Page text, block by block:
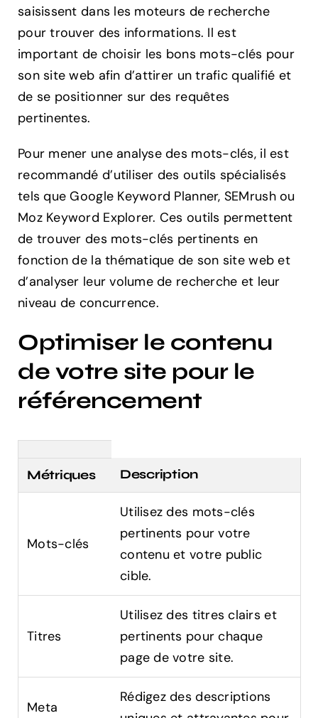
saisissent dans les moteurs de recherche
pour trouver des informations. Il est
important de choisir les bons mots-clés pour
son site web afin d’attirer un trafic qualifié et
de se positionner sur des requêtes
pertinentes.
Pour mener une analyse des mots-clés, il est
recommandé d’utiliser des outils spécialisés
tels que Google Keyword Planner, SEMrush ou
Moz Keyword Explorer. Ces outils permettent
de trouver des mots-clés pertinents en
fonction de la thématique de son site web et
d’analyser leur volume de recherche et leur
niveau de concurrence.
Optimiser le contenu
de votre site pour le
référencement
Métriques Description
Mots-clés
Utilisez des mots-clés
pertinents pour votre
contenu et votre public
cible.
Titres
Utilisez des titres clairs et
pertinents pour chaque
page de votre site.
Meta
Rédigez des descriptions